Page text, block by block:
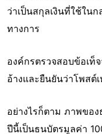
ว่าเป็นสกุลเงินที่ใช้ใน
ทางการ
องค์กรตรวจสอบข้อเท็
อ้างและยืนยันว่าโพสต์
อย่างไรก็ตาม ภาพขอ
ปีนี้เป็นธนบัตรมูลค่า